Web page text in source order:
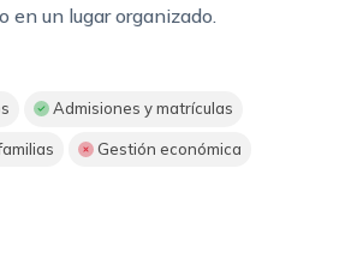
en un lugar organizado.
Admisiones y matrículas
Gestión económica